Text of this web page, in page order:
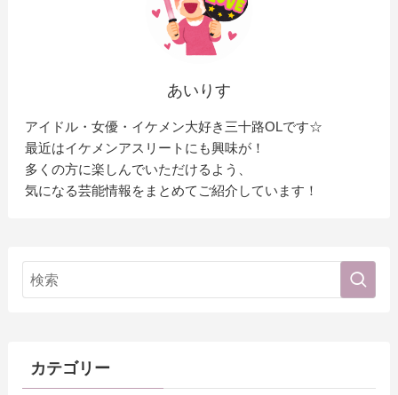
あいりす
アイドル・女優・イケメン大好き三十路OLです☆
最近はイケメンアスリートにも興味が！
多くの方に楽しんでいただけるよう、
気になる芸能情報をまとめてご紹介しています！
カテゴリー